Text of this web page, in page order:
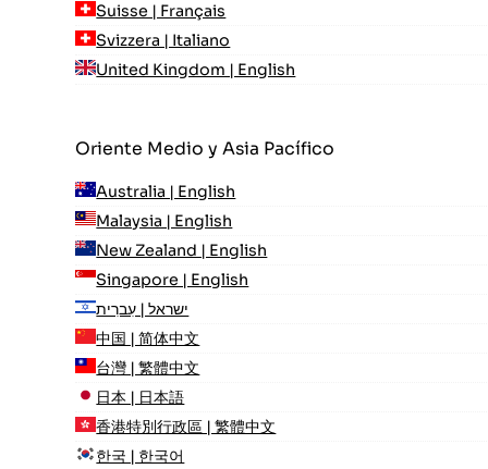
Suisse | Français
Svizzera | Italiano
United Kingdom | English
Oriente Medio y Asia Pacífico
Australia | English
Malaysia | English
New Zealand | English
Singapore | English
ישראל | עִברִית
中国 | 简体中文
台灣 | 繁體中文
日本 | 日本語
香港特別行政區 | 繁體中文
한국 | 한국어